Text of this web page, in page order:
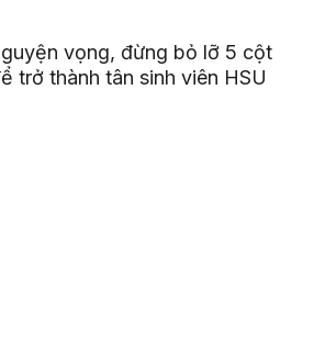
vọng, đừng bỏ lỡ 5 cột
trở thành tân sinh viên HSU